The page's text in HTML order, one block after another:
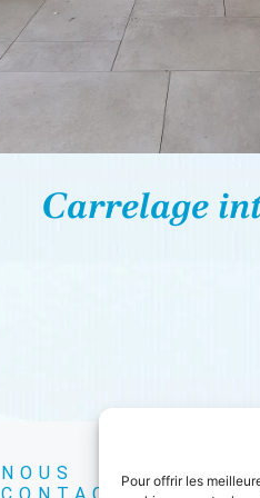
Pour offrir les
Carrelage
NOUS